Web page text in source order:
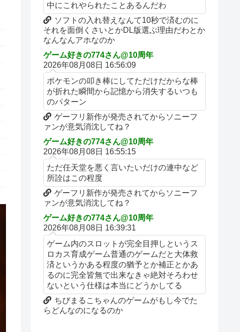
中にこれやられたことあるんだわ
ソフトの入れ替えなんて10秒で済むのに
それを面倒くさいとかDL版選ぶ理由だわとか
なんなんアホなのか
ゲーム好きの774さん@10周年
2026年08月08日 16:56:09
ポケモンの叩き棒にしてただけだからな棒
が折れた瞬間から記憶から消失するいつも
のパターン
ゲーフリ新作が発売されてからソニーフ
ァンが意気消沈してね？
ゲーム好きの774さん@10周年
2026年08月08日 16:55:15
ただ任天堂を悪く言いたいだけの連中など
所詮はこの程度
ゲーフリ新作が発売されてからソニーフ
ァンが意気消沈してね？
ゲーム好きの774さん@10周年
2026年08月08日 16:39:31
ゲーム内のスロットが完全目押しというス
ロカス育成ゲーム普通のゲームだと大体救
済というかある程度の猶予とか補正とかあ
るのに完全皆無で出来なきゃ絶対そろわせ
ないという仕様は本当にどうかしてる
ちびまるこちゃんのゲームがもし今でた
らどんなのになるのか